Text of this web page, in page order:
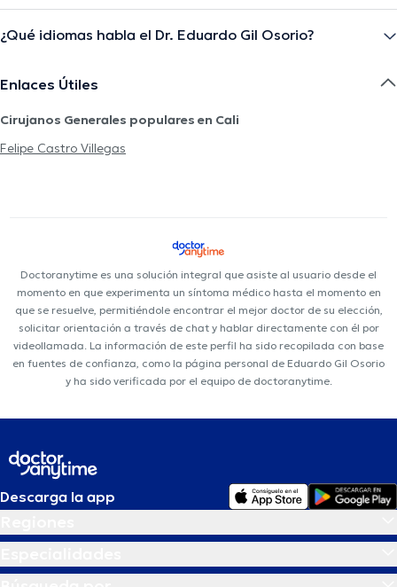
¿Qué idiomas habla el Dr. Eduardo Gil Osorio?
Enlaces Útiles
Cirujanos Generales populares en Cali
Felipe Castro Villegas
Doctoranytime es una solución integral que asiste al usuario desde el
momento en que experimenta un síntoma médico hasta el momento en
que se resuelve, permitiéndole encontrar el mejor doctor de su elección,
solicitar orientación a través de chat y hablar directamente con él por
videollamada. La información de este perfil ha sido recopilada con base
en fuentes de confianza, como la página personal de Eduardo Gil Osorio
y ha sido verificada por el equipo de doctoranytime.
Descarga la app